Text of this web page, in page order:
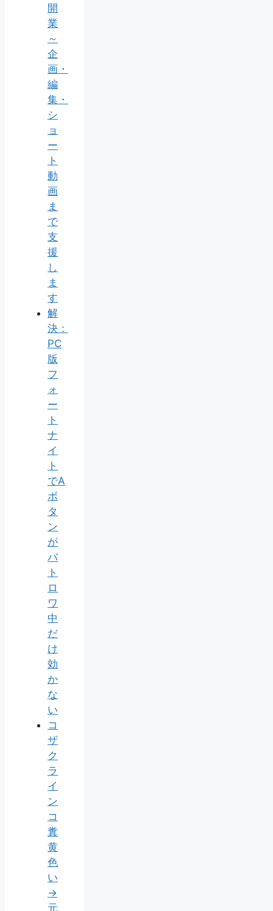
開
業
～
企
画・
編
集・
シ
ョ
ー
ト
動
画
ま
で
支
援
し
ま
す
解
決：
PC
版
フ
ォ
ー
ト
ナ
イ
ト
でA
ボ
タ
ン
が
バ
ト
ロ
ワ
中
だ
け
効
か
な
い
コ
ザ
ク
ラ
イ
ン
コ
糞
黄
色
い
→
元